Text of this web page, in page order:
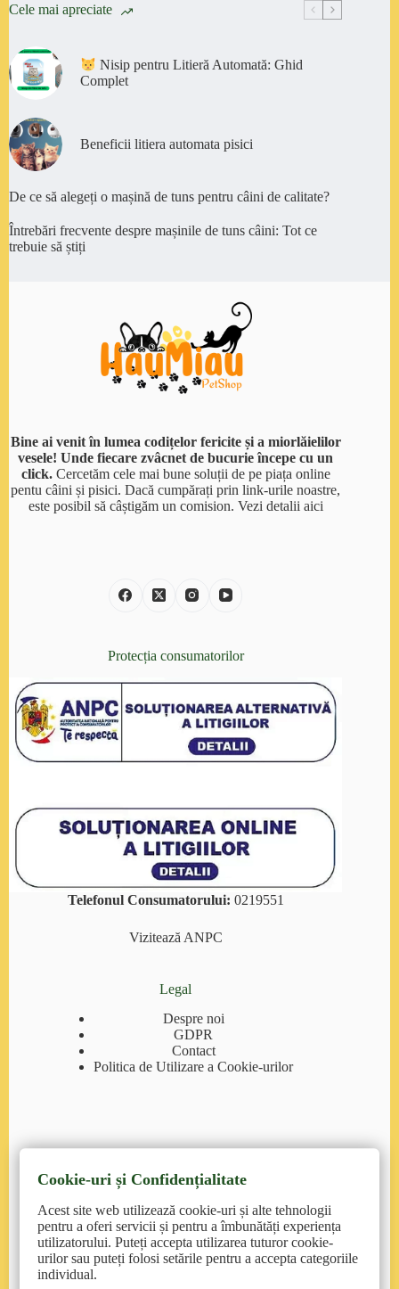
Cele mai apreciate
Nisip pentru Litieră Automată: Ghid
Complet
Beneficii litiera automata pisici
De ce să alegeți o mașină de tuns pentru câini de calitate?
Întrebări frecvente despre mașinile de tuns câini: Tot ce
trebuie să știți
Bine ai venit în lumea codițelor fericite și a miorlăielilor
vesele! Unde fiecare zvâcnet de bucurie începe cu un
click.Cercetăm cele mai bune soluții de pe piața online
pentu câini și pisici. Dacă cumpărați prin link-urile noastre,
este posibil să câștigăm un comision. Vezi detalii aici
Protecția consumatorilor
Telefonul Consumatorului: 0219551
Vizitează ANPC
Legal
Despre noi
GDPR
Contact
Politica de Utilizare a Cookie-urilor
Contact
pentruanimale.ro: suport@pentruanimale.ro/
0374.77.00.00
petmax.ro
Cookie-uri și Confidențialitate
Acest site web utilizează cookie-uri și alte tehnologii
pentru a oferi servicii și pentru a îmbunătăți experiența
utilizatorului. Puteți accepta utilizarea tuturor cookie-
urilor sau puteți folosi setările pentru a accepta categoriile
individual.